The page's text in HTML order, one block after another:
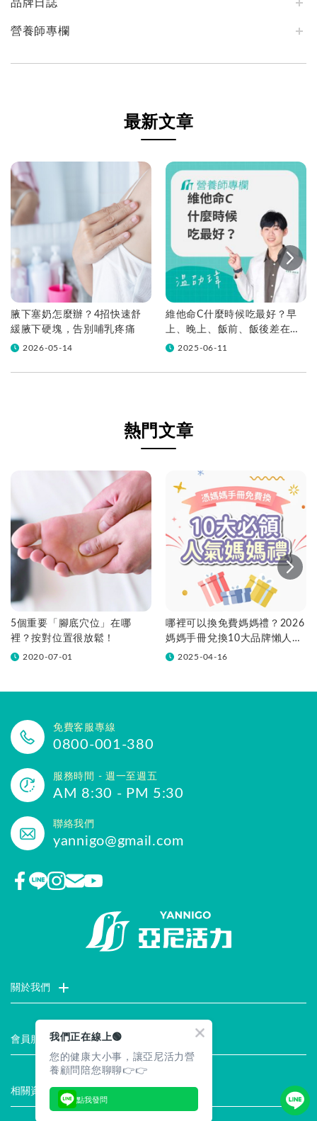
品牌日誌
營養師專欄
最新文章
腋下塞奶怎麼辦？4招快速舒
緩腋下硬塊，告別哺乳疼痛
2026-05-14
維他命C什麼時候吃最好？早
上、晚上、飯前、飯後差在
哪？2025-06-11
熱門文章
5個重要「腳底穴位」在哪
裡？按對位置很放鬆！
2020-07-01
哪裡可以換免費媽媽禮？2026
媽媽手冊兌換10大品牌懶人包
一次看！
2025-04-16
免費客服專線
0800-001-380
服務時間 - 週一至週五
AM 8:30 - PM 5:30
聯絡我們
yannigo@gmail.com
關於我們
會員服務
最新消息 註冊會員
試用索取 服務說明
相關資訊
常見問題 隱私權聲明
企業徵才 安全保證
合作提案
我們正在線上🟢
您的健康大小事，讓亞尼活力營
養顧問陪您聊聊👉👉
點我發問